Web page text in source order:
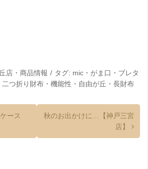
店 ・ 商品情報 タグ: mic ・ がま口 ・ ブレタ
二つ折り財布 ・ 機能性 ・ 自由が丘 ・ 長財布
ース
秋のお出かけに…【神戸三宮
店】